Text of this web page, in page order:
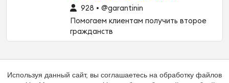
928 • @garantinin
Помогаем клиентам получить второе
гражданств
Используя данный сайт, вы соглашаетесь на обработку файлов